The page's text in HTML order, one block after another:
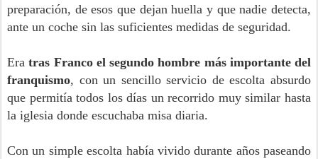
preparación, de esos que dejan huella y que nadie detecta,
ante un coche sin las suficientes medidas de seguridad.
Eratras Franco el segundo hombre más importante del
franquismo, con un sencillo servicio de escolta absurdo
que permitía todos los días un recorrido muy similar hasta
la iglesia donde escuchaba misa diaria.
Con un simple escolta había vivido durante años paseando